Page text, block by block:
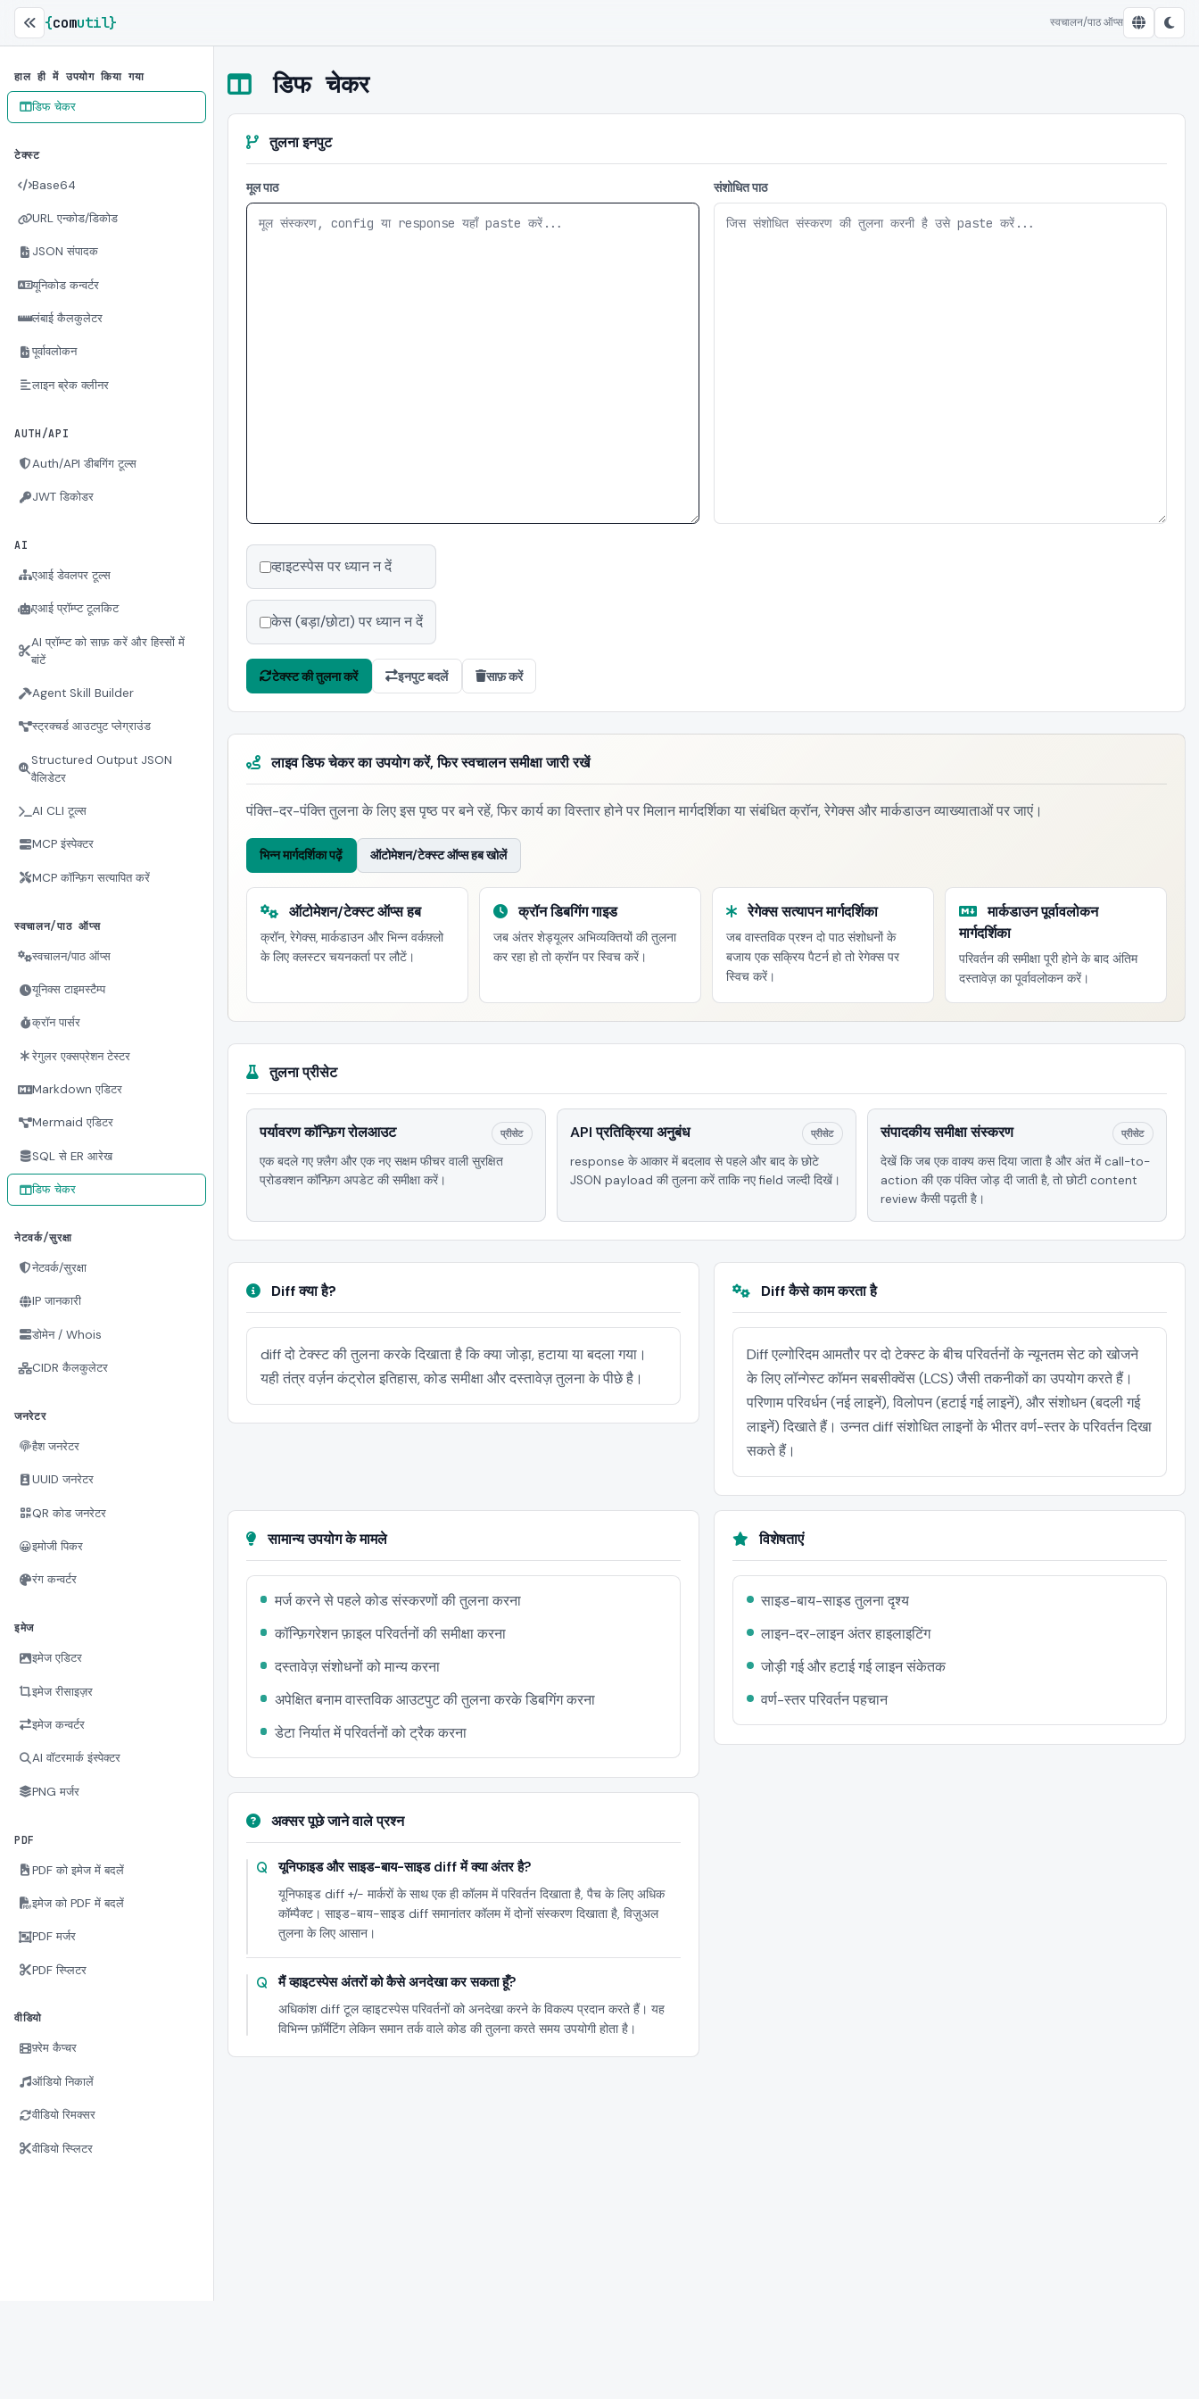
{comutil} स्वचालन/पाठ ऑप्स
हाल ही में उपयोग किया गया
डिफ चेकर
टेक्स्ट
Base64
URL एन्कोड/डिकोड
JSON संपादक
यूनिकोड कन्वर्टर
लंबाई कैलकुलेटर
पूर्वावलोकन
लाइन ब्रेक क्लीनर
AUTH/API
Auth/API डीबगिंग टूल्स
JWT डिकोडर
AI
एआई डेवलपर टूल्स
एआई प्रॉम्प्ट टूलकिट
AI प्रॉम्प्ट को साफ़ करें और हिस्सों में
बांटें
Agent Skill Builder
स्ट्रक्चर्ड आउटपुट प्लेग्राउंड
Structured Output JSON
वैलिडेटर
AI CLI टूल्स
MCP इंस्पेक्टर
MCP कॉन्फ़िग सत्यापित करें
स्वचालन/पाठ ऑप्स
स्वचालन/पाठ ऑप्स
यूनिक्स टाइमस्टैम्प
क्रॉन पार्सर
रेगुलर एक्सप्रेशन टेस्टर
Markdown एडिटर
Mermaid एडिटर
SQL से ER आरेख
डिफ चेकर
नेटवर्क/सुरक्षा
नेटवर्क/सुरक्षा
IP जानकारी
डोमेन / Whois
CIDR कैलकुलेटर
जनरेटर
हैश जनरेटर
UUID जनरेटर
QR कोड जनरेटर
😀इमोजी पिकर
रंग कन्वर्टर
इमेज
इमेज एडिटर
इमेज रीसाइज़र
इमेज कन्वर्टर
AI वॉटरमार्क इंस्पेक्टर
PNG मर्जर
PDF
PDF को इमेज में बदलें
इमेज को PDF में बदलें
PDF मर्जर
PDF स्प्लिटर
वीडियो
फ़्रेम कैप्चर
ऑडियो निकालें
वीडियो रिमक्सर
वीडियो स्प्लिटर
डिफ चेकर
तुलना इनपुट
मूल पाठ संशोधित पाठ
व्हाइटस्पेस पर ध्यान न दें
केस (बड़ा/छोटा) पर ध्यान न दें
टेक्स्ट की तुलना करें इनपुट बदलें साफ़ करें
लाइव डिफ चेकर का उपयोग करें, फिर स्वचालन समीक्षा जारी रखें
पंक्ति-दर-पंक्ति तुलना के लिए इस पृष्ठ पर बने रहें, फिर कार्य का विस्तार होने पर मिलान मार्गदर्शिका या संबंधित क्रॉन, रेगेक्स और मार्कडाउन व्याख्याताओं पर जाएं।
भिन्न मार्गदर्शिका पढ़ें ऑटोमेशन/टेक्स्ट ऑप्स हब खोलें
ऑटोमेशन/टेक्स्ट ऑप्स हब
क्रॉन, रेगेक्स, मार्कडाउन और भिन्न वर्कफ़्लो
के लिए क्लस्टर चयनकर्ता पर लौटें।
क्रॉन डिबगिंग गाइड
जब अंतर शेड्यूलर अभिव्यक्तियों की तुलना
कर रहा हो तो क्रॉन पर स्विच करें।
रेगेक्स सत्यापन मार्गदर्शिका
जब वास्तविक प्रश्न दो पाठ संशोधनों के
बजाय एक सक्रिय पैटर्न हो तो रेगेक्स पर
स्विच करें।
मार्कडाउन पूर्वावलोकन
मार्गदर्शिका
परिवर्तन की समीक्षा पूरी होने के बाद अंतिम
दस्तावेज़ का पूर्वावलोकन करें।
तुलना प्रीसेट
पर्यावरण कॉन्फ़िग रोलआउट प्रीसेट
एक बदले गए फ़्लैग और एक नए सक्षम फीचर वाली सुरक्षित
प्रोडक्शन कॉन्फ़िग अपडेट की समीक्षा करें।
API प्रतिक्रिया अनुबंध प्रीसेट
response के आकार में बदलाव से पहले और बाद के छोटे
JSON payload की तुलना करें ताकि नए field जल्दी दिखें।
संपादकीय समीक्षा संस्करण प्रीसेट
देखें कि जब एक वाक्य कस दिया जाता है और अंत में call-to-
action की एक पंक्ति जोड़ दी जाती है, तो छोटी content
review कैसी पढ़ती है।
Diff क्या है?
diff दो टेक्स्ट की तुलना करके दिखाता है कि क्या जोड़ा, हटाया या बदला गया।
यही तंत्र वर्ज़न कंट्रोल इतिहास, कोड समीक्षा और दस्तावेज़ तुलना के पीछे है।
Diff कैसे काम करता है
Diff एल्गोरिदम आमतौर पर दो टेक्स्ट के बीच परिवर्तनों के न्यूनतम सेट को खोजने
के लिए लॉन्गेस्ट कॉमन सबसीक्वेंस (LCS) जैसी तकनीकों का उपयोग करते हैं।
परिणाम परिवर्धन (नई लाइनें), विलोपन (हटाई गई लाइनें), और संशोधन (बदली गई
लाइनें) दिखाते हैं। उन्नत diff संशोधित लाइनों के भीतर वर्ण-स्तर के परिवर्तन दिखा
सकते हैं।
सामान्य उपयोग के मामले
मर्ज करने से पहले कोड संस्करणों की तुलना करना
कॉन्फ़िगरेशन फ़ाइल परिवर्तनों की समीक्षा करना
दस्तावेज़ संशोधनों को मान्य करना
अपेक्षित बनाम वास्तविक आउटपुट की तुलना करके डिबगिंग करना
डेटा निर्यात में परिवर्तनों को ट्रैक करना
विशेषताएं
साइड-बाय-साइड तुलना दृश्य
लाइन-दर-लाइन अंतर हाइलाइटिंग
जोड़ी गई और हटाई गई लाइन संकेतक
वर्ण-स्तर परिवर्तन पहचान
अक्सर पूछे जाने वाले प्रश्न
यूनिफाइड और साइड-बाय-साइड diff में क्या अंतर है?
यूनिफाइड diff +/- मार्करों के साथ एक ही कॉलम में परिवर्तन दिखाता है, पैच के लिए अधिक
कॉम्पैक्ट। साइड-बाय-साइड diff समानांतर कॉलम में दोनों संस्करण दिखाता है, विज़ुअल
तुलना के लिए आसान।
मैं व्हाइटस्पेस अंतरों को कैसे अनदेखा कर सकता हूँ?
अधिकांश diff टूल व्हाइटस्पेस परिवर्तनों को अनदेखा करने के विकल्प प्रदान करते हैं। यह
विभिन्न फ़ॉर्मेटिंग लेकिन समान तर्क वाले कोड की तुलना करते समय उपयोगी होता है।